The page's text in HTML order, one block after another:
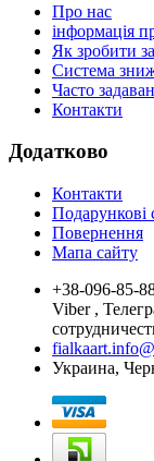
Про нас
інформація
Як зробити
Система
Часто
Контакти
Додатково
Контакти
Подарункові
Повернення
Мапа сайту
+38-096-85-
Viber ,
Украина,